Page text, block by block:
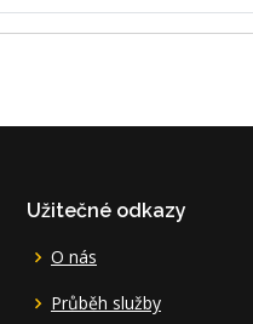
Užitečné odkazy
O nás
Průběh služby